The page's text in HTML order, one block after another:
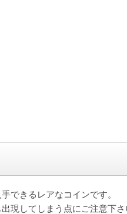
できるレアなコインです。
現してしまう点にご注意下さ